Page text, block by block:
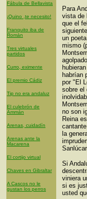
Fábula de Bellavista
¡Quino ,te necesito!
Franquito iba de
Román
Tres virtuales
partidos
Curro, eximente
El premio Cádiz
Tip no era andaluz
El culebrón de
Ammán
Arenas, cuidadín
Arenas ante la
Macarena
El cortijo virtual
Chaves en Gibraltar
A Cascos no le
gustan los perros
Para
vista de
que el
un
mismo
habrían
por "El
sobre el
no son
Reina
la
Si
viniera
si es
usted